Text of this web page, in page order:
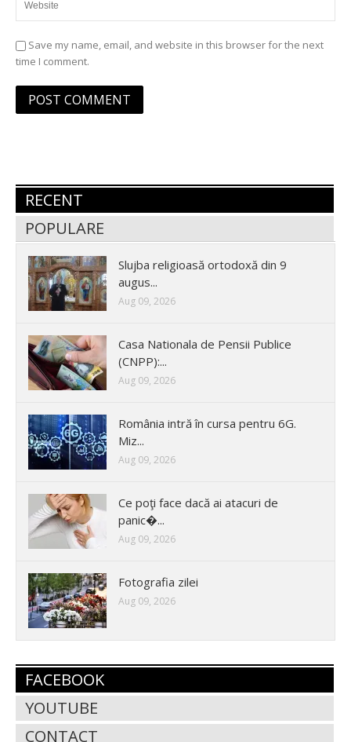
Save my name, email, and website in this browser for the next
time I comment.
RECENT
POPULARE
Slujba religioasă ortodoxă din 9
augus...
Aug 09, 2026
Casa Nationala de Pensii Publice
(CNPP):...
Aug 09, 2026
România intră în cursa pentru 6G.
Miz...
Aug 09, 2026
Ce poţi face dacă ai atacuri de
panic�...
Aug 09, 2026
Fotografia zilei
Aug 09, 2026
FACEBOOK
YOUTUBE
CONTACT